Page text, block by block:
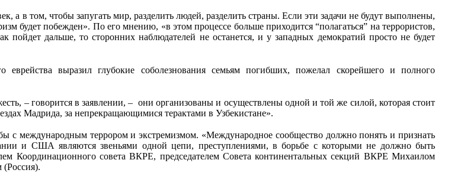
а в том, чтобы запугать мир, разделить людей, разделить страны. Если эти задачи не будут выполнены,
будет побежден». По его мнению, «в этом процессе больше приходится “полагаться” на террористов,
пойдет дальше, то сторонних наблюдателей не останется, и у западных демократий просто не будет
еврейства выразил глубокие соболезнования семьям погибших, пожелал скорейшего и полного
– говорится в заявлении, – они организованы и осуществлены одной и той же силой, которая стоит
Мадрида, за непрекращающимися терактами в Узбекистане».
с международным террором и экстремизмом. «Международное сообщество должно понять и признать
и США являются звеньями одной цепи, преступлениями, в борьбе с которыми не должно быть
Координационного совета ВКРЕ, председателем Совета континентальных секций ВКРЕ Михаилом